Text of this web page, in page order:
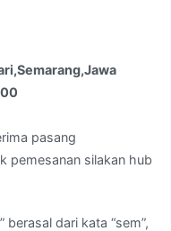
pasang
pemesanan silakan hub
berasal dari kata “sem”,